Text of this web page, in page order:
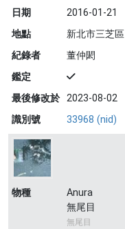
日期
2016-01-21
地點
新北市三芝區
紀錄者
董仲閎
鑑定
最後修改於 2023-08-02
識別號
33968 (nid)
物種
Anura
無尾目
無尾目